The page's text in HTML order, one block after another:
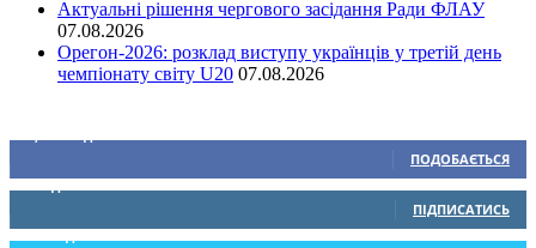
Актуальні рішення чергового засідання Ради ФЛАУ
07.08.2026
Орегон-2026: розклад виступу українців у третій день
чемпіонату світу U20 07.08.2026
ПОДОБАЄТЬСЯ
0 Підписників
ПІДПИСАТИСЬ
234 Підписників